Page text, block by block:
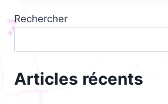
FIN
DÉFINITIVE
Rechercher
Articles récents